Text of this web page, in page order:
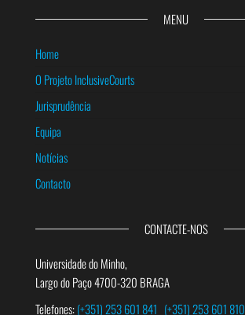
MENU
Home
O Projeto InclusiveCourts
Jurisprudência
Equipa
Notícias
Contacto
CONTACTE-NOS
Universidade do Minho,
Largo do Paço 4700-320 BRAGA
Telefones:(+351) 253 601 841 (+351) 253 601 810